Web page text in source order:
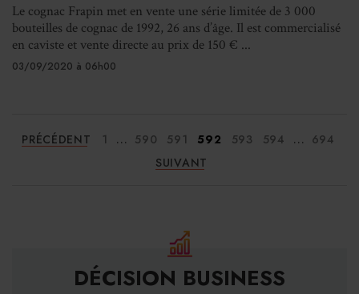
Le cognac Frapin met en vente une série limitée de 3 000
bouteilles de cognac de 1992, 26 ans d’âge. Il est commercialisé
en caviste et vente directe au prix de 150 € ...
03/09/2020 à 06h00
PRÉCÉDENT 1 ... 590 591 592 593 594 ... 694
SUIVANT
DÉCISION BUSINESS